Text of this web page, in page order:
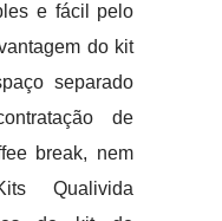
e fácil pelo
do kit
separado
de
break, nem
Qualivida